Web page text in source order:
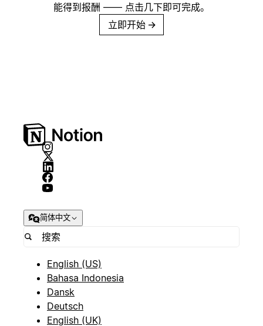
能得到报酬 —— 点击几下即可完成。
立即开始 →
简体中文
English (US)
Bahasa Indonesia
Dansk
Deutsch
English (UK)